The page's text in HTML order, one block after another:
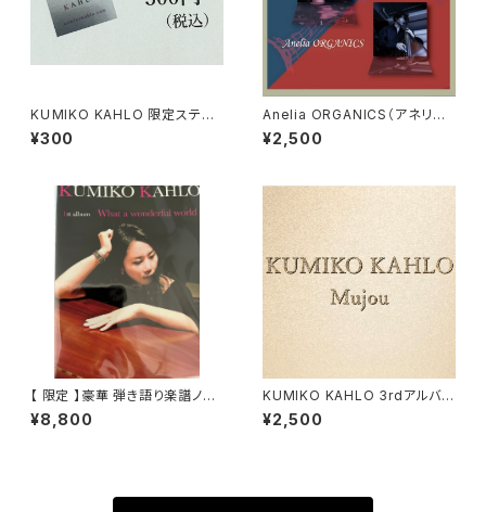
KＵMIKO KAHLO 限定ステッ
カー
¥300
Anelia ORGANICS（アネリア
オーガニック） 1st アルバム『Ho
mage』
¥2,500
【 限定 】豪華 弾き語り楽譜ノベ
ルティ付き KUMIKO KAHLO
CD枚セット（1st 2nd3rd組み合
¥8,800
KUMIKO KAHLO 3rdアルバム
【 Mujou 】
¥2,500